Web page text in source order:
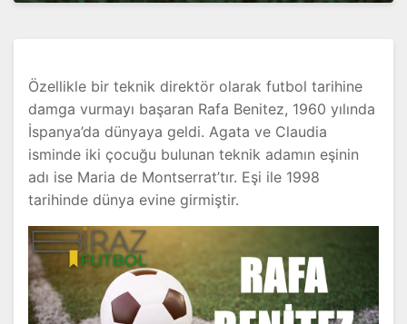
Özellikle bir teknik direktör olarak futbol tarihine
damga vurmayı başaran Rafa Benitez, 1960 yılında
İspanya’da dünyaya geldi. Agata ve Claudia
isminde iki çocuğu bulunan teknik adamın eşinin
adı ise Maria de Montserrat’tır. Eşi ile 1998
tarihinde dünya evine girmiştir.